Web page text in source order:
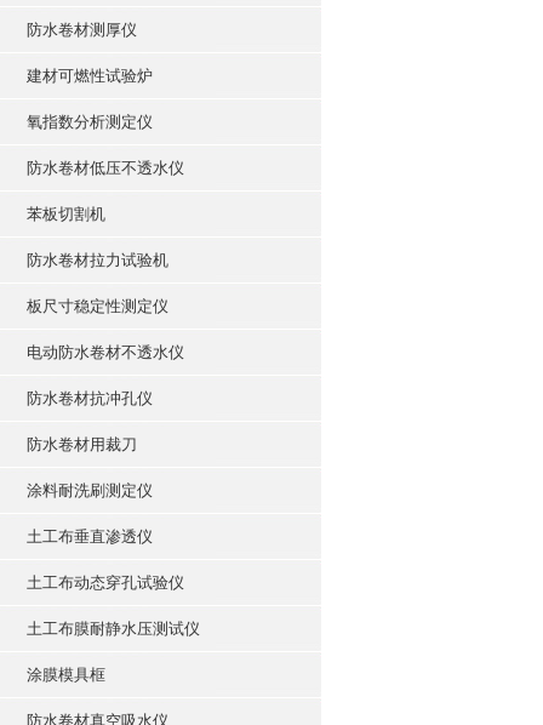
防水卷材测厚仪
建材可燃性试验炉
氧指数分析测定仪
防水卷材低压不透水仪
苯板切割机
防水卷材拉力试验机
板尺寸稳定性测定仪
电动防水卷材不透水仪
防水卷材抗冲孔仪
防水卷材用裁刀
涂料耐洗刷测定仪
土工布垂直渗透仪
土工布动态穿孔试验仪
土工布膜耐静水压测试仪
涂膜模具框
防水卷材真空吸水仪